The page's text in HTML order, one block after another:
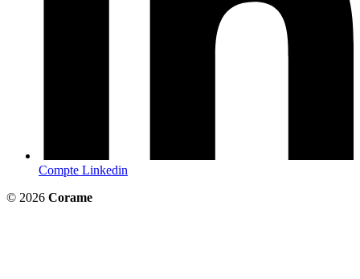
Compte Linkedin
© 2026 Corame